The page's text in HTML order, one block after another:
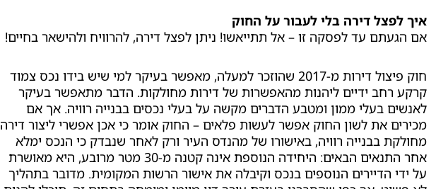
איך לפצל דירה בלי לעבור על החוק
אם הגעתם עד לפסקה זו – אל תתייאשו! ניתן לפצל דירה, להרוויח ולהישאר בחיים!
חוק פיצול דירות מ-2017 שהוזכר למעלה, מאפשר בעיקר למי שיש בידו נכס צמוד
קרקע רחב ידיים ליהנות מהאפשרות של דירות מחולקות. הדבר מתאפשר בעיקר
לאנשים בעלי ממון ומטבע הדברים מקשה על בעלי נכסים בבנייה רוויה. אך אם
מכירים את לשון החוק אפשר לעשות פלאים – החוק אומר כי אכן אפשרי ליצור דירה
מחולקת בבנייה רוויה, באישורו של מהנדס העיר ורק לאחר שנבדק כי הנכס ימלא
אחר התנאים הבאים: היחידה הנוספת אינה קטנה מ-30 מטר מרובע, היא מאושרת
על ידי הדיירים הנוספים בנכס וקיבלה את אישור הרשות המקומית. מדובר בתהליך